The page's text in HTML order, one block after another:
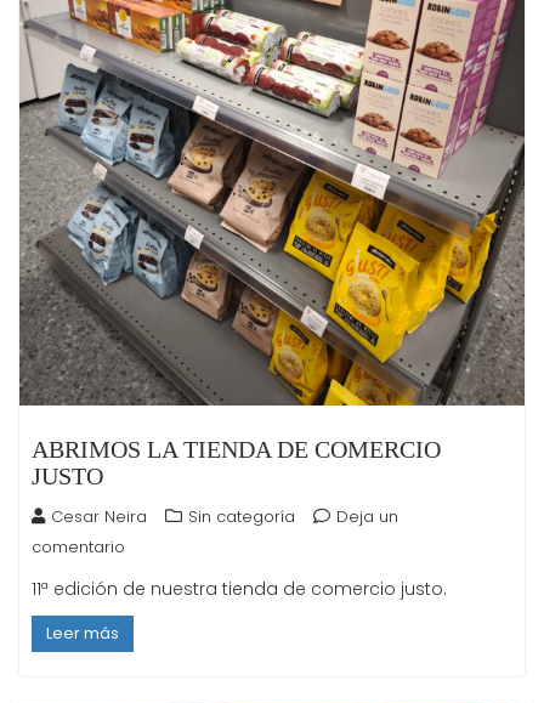
ABRIMOS LA TIENDA DE COMERCIO
JUSTO
Cesar Neira Sin categoría
Deja un
comentario
11ª edición de nuestra tienda de comercio justo.
Leer más